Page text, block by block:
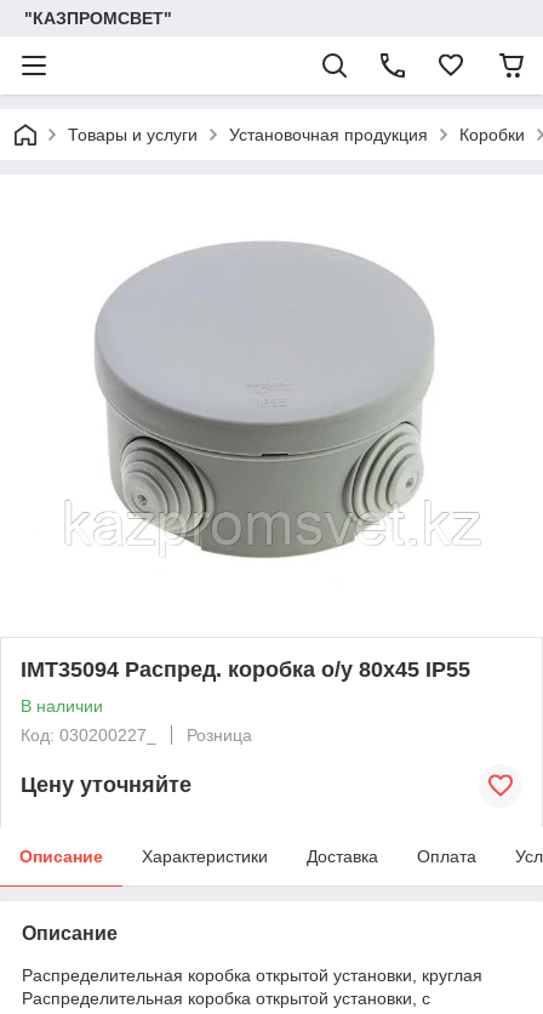
"КАЗПРОМСВЕТ"
Товары и услуги Установочная продукция Коробки
IMT35094 Распред. коробка о/у 80х45 IP55
В наличии
Код: 030200227_
Розница
Цену уточняйте
Описание Характеристики Доставка Оплата
Описание
Распределительная коробка открытой установки, круглая
Распределительная коробка открытой установки, с